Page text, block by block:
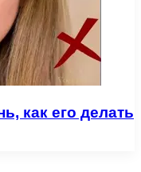
как его делать